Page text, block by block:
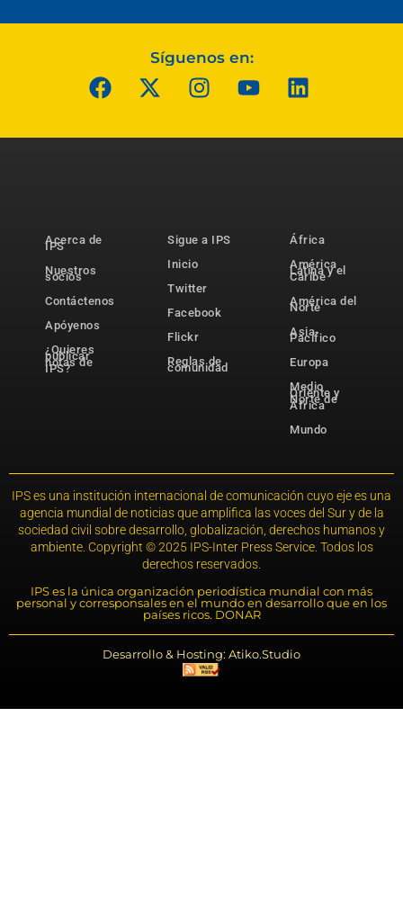
Síguenos en:
Acerca de
IPS
Nuestros
socios
Contáctenos
Apóyenos
¿Quieres
publicar
notas de
IPS?
Sigue a IPS
Inicio
Twitter
Facebook
Flickr
Reglas de
comunidad
África
América
Latina y el
Caribe
América del
Norte
Asia-
Pacífico
Europa
Medio
Oriente y
Norte de
África
Mundo
IPS es una institución internacional de comunicación cuyo eje es una
agencia mundial de noticias que amplifica las voces del Sur y de la
sociedad civil sobre desarrollo, globalización, derechos humanos y
ambiente. Copyright © 2025 IPS-Inter Press Service. Todos los
derechos reservados.
IPS es la única organización periodística mundial con más
personal y corresponsales en el mundo en desarrollo que en los
países ricos. DONAR
Desarrollo & Hosting: Atiko.Studio